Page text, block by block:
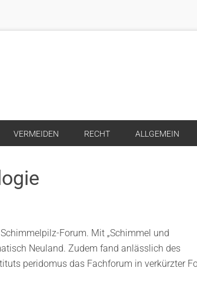
VERMEIDEN RECHT ALLGEMEIN
Forum. Mit „Schimmel und
Neuland. Zudem fand anlässlich des
peridomus das Fachforum in verkürzter